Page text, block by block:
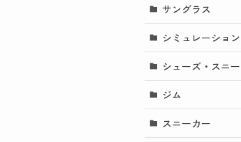
サングラス
シミュレーショ
シューズ・スニ
ジム
スニーカー